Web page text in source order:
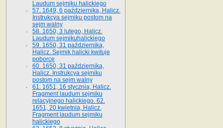
Laudum sejmiku halickiego
57. 1649, 6 października, Halicz.
Instrukcya sejmiku postom na
sejm walny
58. 1650, 3 lutego, Halicz.
Laudum sejmikuhalickiego
59. 1650, 31 października,
Halicz. Sejmik halicki kwituje
poborcę
60. 1650, 31 października,
Halicz. Instrukcya sejmiku
postom na sejm walny
61. 1651, 16 stycznia, Halicz.
Fragment laudum sejmiku
relacyjnego halickiego. 62.
1651, 20 kwietnia, Halicz.
Fragment laudum sejmiku
halickiego